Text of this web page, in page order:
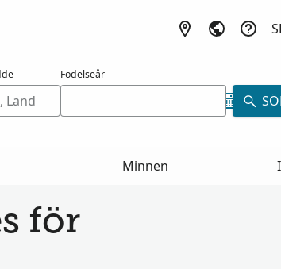
Födelseår
Minnen
för